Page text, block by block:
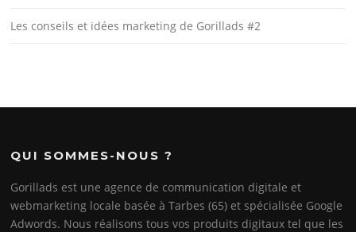
Les conseils et idées marketing de Gorillads #2
QUI SOMMES-NOUS ?
Gorillads est une agence de communication digitale et
webmarketing locale basée à Tarbes (65) et spécialisée Google
Adwords. Nous réalisons tous vos produits digitaux tel que les